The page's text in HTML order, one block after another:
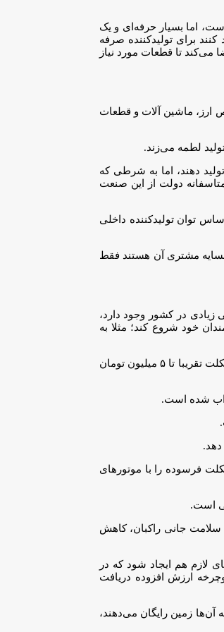
اما بسیار حرفه‌ای و یک
دارد اگر تولید کننده بخواهد توپی‌های آن‌ها را جداگانه (۴۰ تا ۵۰ هزار توپی) تولید کنند برای تولیدکننده صرفه
می‌کند تا قطعات مورد نیاز
در تخصیص ارز و ثبت سفارش کالا برشمرد و گفت: گاهی اوقات با تاخیر‌های بیش از ۶ ماهه در تخصیص ارز، ماشین آلات و قطعات
لطمه می‌زند.
دهند، اما به شرطی که
متاسفانه دولت از این صنعت
توان تولیدکننده داخلی
مشتری آن هستند فقط
زیادی در کشور وجود دارد،
خود شروع کند؛ مثلا به
حجازی با بیان اینکه هم اکنون باتری موتور سیکلت و دوچرخه در داخل تولید می‌شود افزود: قیمت باطری دوچرخه، حدود یک میلیون و ۸۰۰ هزار تومان و باتری موتور سیکلت تقریبا تا ۵ میلیون تومان
آمادگی کامل دارد با شهرداری‌ها قرارداد همکاری امضا کند و در مدت ۶ ماه ۵۰ هزار موتور سیکلت فرسوده را با موتور‌های
است.
جانی راکبان، کاهش
لازم هم ایجاد شود که در
ارزش افزوده دریافت
آن‌ها زمین رایگان می‌دهند،